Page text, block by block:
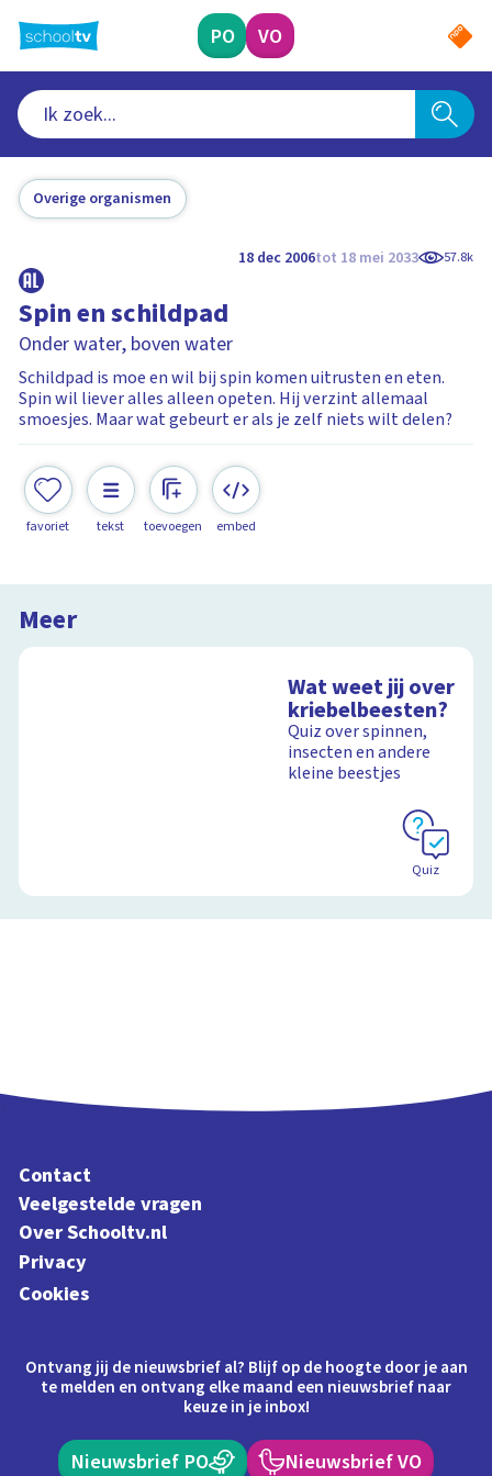
naar
hoofdinhoud
PO VO
Overige organismen
18 dec 2006tot 18 mei 2033 57.8k
Spin en schildpad
Onder water, boven water
Schildpad is moe en wil bij spin komen uitrusten en eten.
Spin wil liever alles alleen opeten. Hij verzint allemaal
smoesjes. Maar wat gebeurt er als je zelf niets wilt delen?
favoriet tekst toevoegen embed
Meer
Wat weet jij over
kriebelbeesten?
Quiz over spinnen,
insecten en andere
kleine beestjes
Quiz
Contact
Veelgestelde vragen
Over Schooltv.nl
Privacy
Cookies
Ontvang jij de nieuwsbrief al? Blijf op de hoogte door je aan
te melden en ontvang elke maand een nieuwsbrief naar
keuze in je inbox!
Nieuwsbrief PO Nieuwsbrief VO